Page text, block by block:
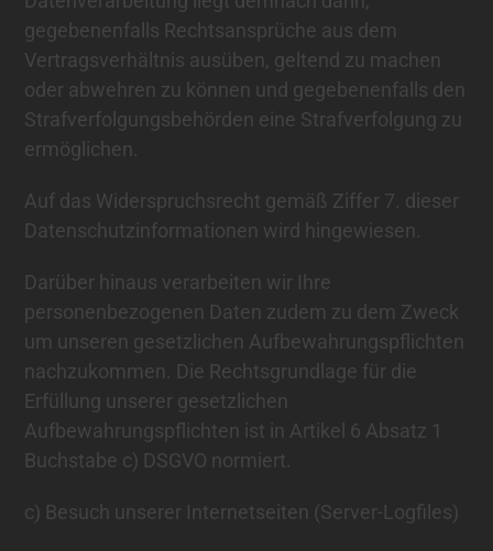
gegebenenfalls Rechtsansprüche aus dem
Vertragsverhältnis ausüben, geltend zu machen
oder abwehren zu können und gegebenenfalls den
Strafverfolgungsbehörden eine Strafverfolgung zu
ermöglichen.
Auf das Widerspruchsrecht gemäß Ziffer 7. dieser
Datenschutzinformationen wird hingewiesen.
Darüber hinaus verarbeiten wir Ihre
personenbezogenen Daten zudem zu dem Zweck
um unseren gesetzlichen Aufbewahrungspflichten
nachzukommen. Die Rechtsgrundlage für die
Erfüllung unserer gesetzlichen
Aufbewahrungspflichten ist in Artikel 6 Absatz 1
Buchstabe c) DSGVO normiert.
c) Besuch unserer Internetseiten (Server-Logfiles)